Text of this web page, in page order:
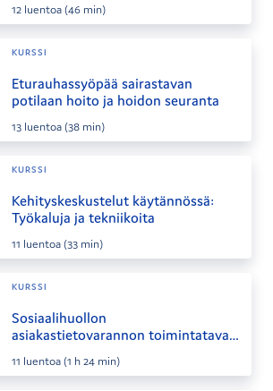
12 luentoa(46 min)
KURSSI
Eturauhassyöpää sairastavan
potilaan hoito ja hoidon seuranta
13 luentoa(38 min)
KURSSI
Kehityskeskustelut käytännössä:
Työkaluja ja tekniikoita
11 luentoa(33 min)
KURSSI
Sosiaalihuollon
asiakastietovarannon toimintatavat
11 luentoa(1 h 24 min)